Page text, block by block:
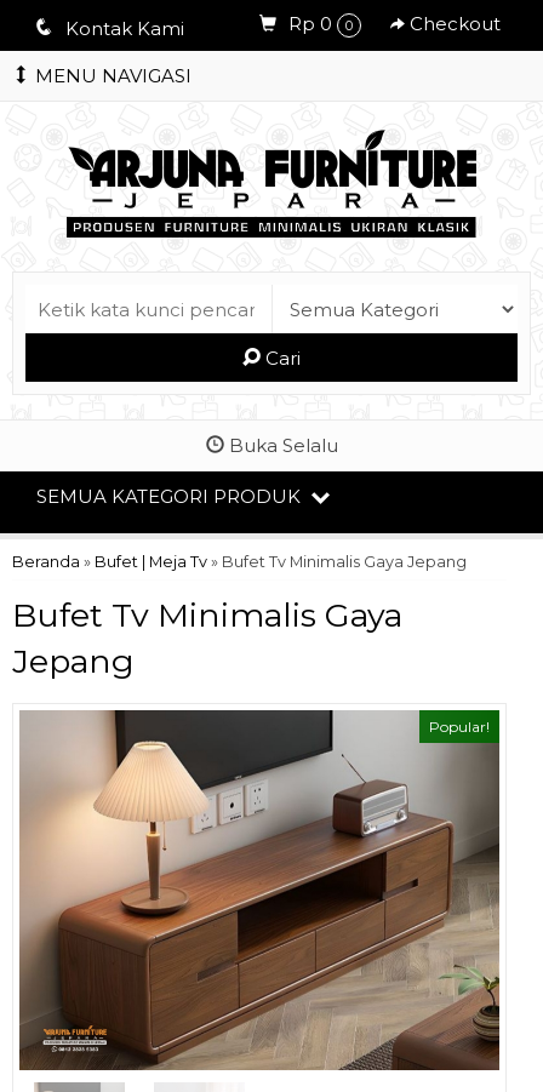
q Kontak Kami Rp 0 0 Checkout
MENU NAVIGASI
Cari
Buka Selalu
SEMUA KATEGORI PRODUK
Beranda » Bufet | Meja Tv » Bufet Tv Minimalis Gaya Jepang
Bufet Tv Minimalis Gaya
Jepang
Popular!